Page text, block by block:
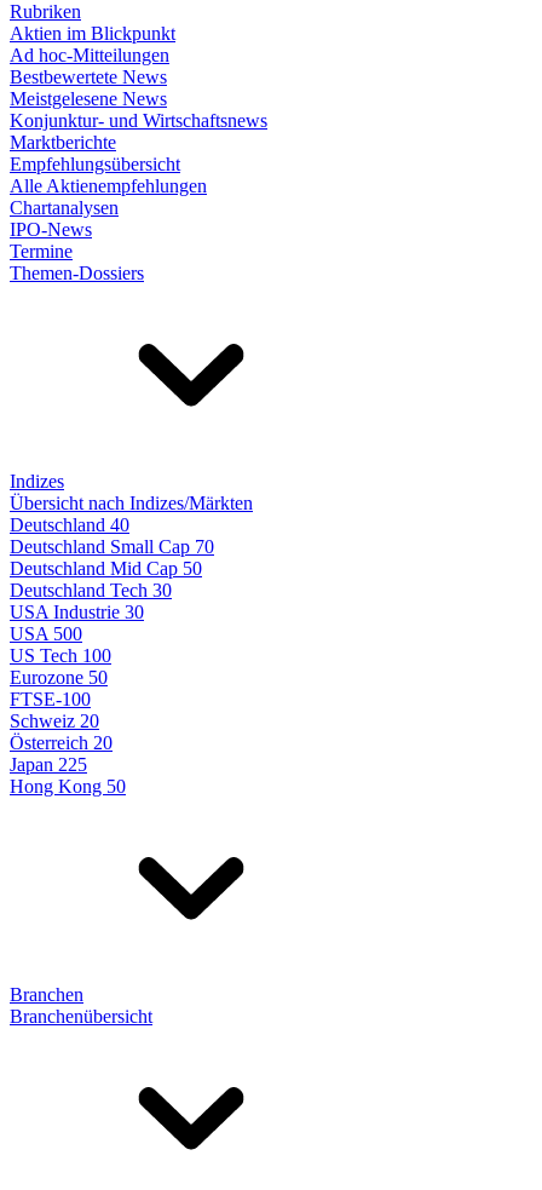
Rubriken
Aktien im Blickpunkt
Ad hoc-Mitteilungen
Bestbewertete News
Meistgelesene News
Konjunktur- und Wirtschaftsnews
Marktberichte
Empfehlungsübersicht
Alle Aktienempfehlungen
Chartanalysen
IPO-News
Termine
Themen-Dossiers
Indizes
Übersicht nach Indizes/Märkten
Deutschland 40
Deutschland Small Cap 70
Deutschland Mid Cap 50
Deutschland Tech 30
USA Industrie 30
USA 500
US Tech 100
Eurozone 50
FTSE-100
Schweiz 20
Österreich 20
Japan 225
Hong Kong 50
Branchen
Branchenübersicht